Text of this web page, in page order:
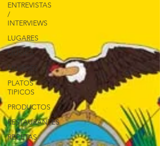
ENTREVISTAS
/
INTERVIEWS
LUGARES
MÚSICA
MUJERES
PLATOS
TIPICOS
PRODUCTOS
RESTAURANTES
RECETAS